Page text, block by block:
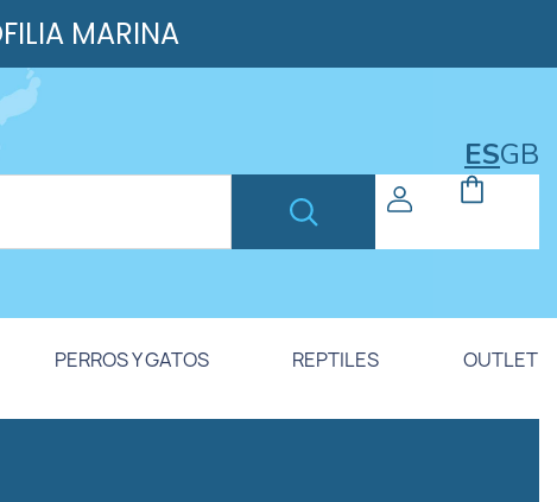
MARINA
ESGB
PERROS Y GATOS REPTILES OUTLET